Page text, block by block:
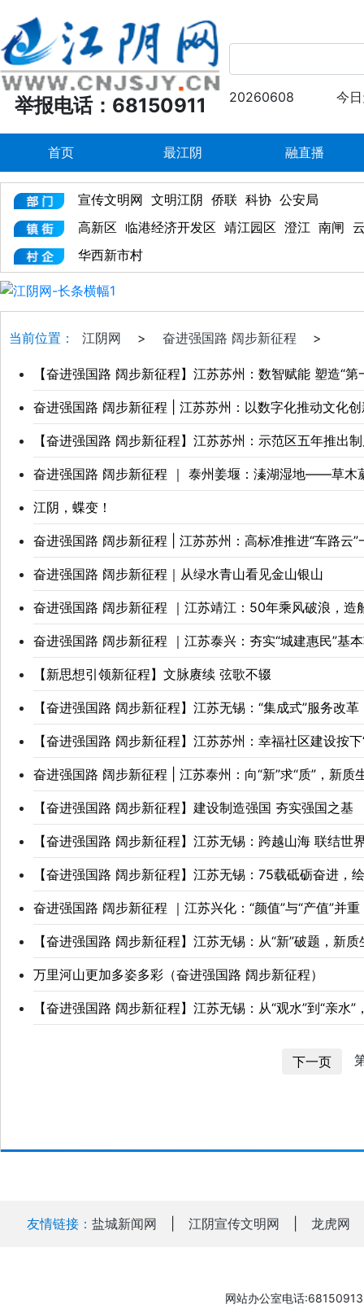
举报电话：68150911 20260608 今
首页 最江阴 融直播
宣传文明网 文明江阴 侨联 科协 公安局
高新区 临港经济开发区 靖江园区 澄江 南闸
华西新市村
当前位置： 江阴网 > 奋进强国路 阔步新征程 >
【奋进强国路 阔步新征程】江苏苏州：数智赋能 塑造“
奋进强国路 阔步新征程 | 江苏苏州：以数字化推动文化
【奋进强国路 阔步新征程】江苏苏州：示范区五年推出
奋进强国路 阔步新征程 ｜ 泰州姜堰：溱湖湿地——草木
江阴，蝶变！
奋进强国路 阔步新征程 | 江苏苏州：高标准推进“车路云”
奋进强国路 阔步新征程｜从绿水青山看见金山银山
奋进强国路 阔步新征程 ｜江苏靖江：50年乘风破浪，造
奋进强国路 阔步新征程 ｜江苏泰兴：夯实“城建惠民”基
【新思想引领新征程】文脉赓续 弦歌不辍
【奋进强国路 阔步新征程】江苏无锡：“集成式”服务改
【奋进强国路 阔步新征程】江苏苏州：幸福社区建设按下
奋进强国路 阔步新征程 | 江苏泰州：向“新”求“质”，新质
【奋进强国路 阔步新征程】建设制造强国 夯实强国之基
【奋进强国路 阔步新征程】江苏无锡：跨越山海 联结世
【奋进强国路 阔步新征程】江苏无锡：75载砥砺奋进，
奋进强国路 阔步新征程 ｜江苏兴化：“颜值”与“产值”并
【奋进强国路 阔步新征程】江苏无锡：从“新”破题，新
万里河山更加多姿多彩（奋进强国路 阔步新征程）
【奋进强国路 阔步新征程】江苏无锡：从“观水”到“亲水”
下一页
友情链接： 盐城新闻网 江阴宣传文明网 龙虎网
网站办公室电话:68150913